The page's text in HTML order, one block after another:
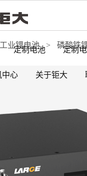
定制电池 定制
中心 关于钜大
工业锂电池 > 磷酸铁